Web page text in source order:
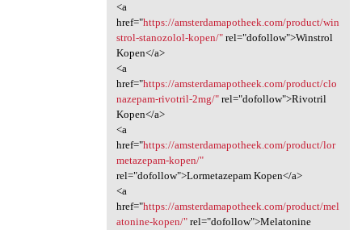
<a
href="https://amsterdamapotheek.com/product/win
strol-stanozolol-kopen/"rel="dofollow">Winstrol
Kopen</a>
<a
href="https://amsterdamapotheek.com/product/clo
nazepam-rivotril-2mg/"rel="dofollow">Rivotril
Kopen</a>
<a
href="https://amsterdamapotheek.com/product/lor
metazepam-kopen/"
rel="dofollow">Lormetazepam Kopen</a>
<a
href="https://amsterdamapotheek.com/product/mel
atonine-kopen/"rel="dofollow">Melatonine